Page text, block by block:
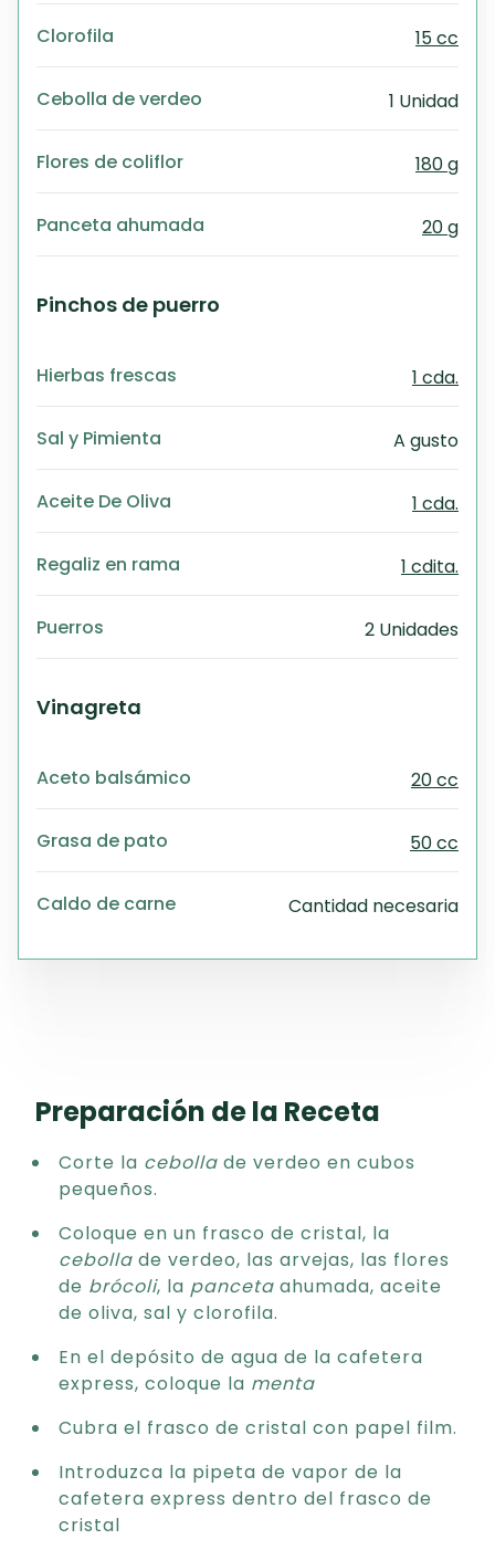
Clorofila 15 cc
Cebolla de verdeo 1 Unidad
Flores de coliflor 180 g
Panceta ahumada 20 g
Pinchos de puerro
Hierbas frescas 1 cda.
Sal y Pimienta A gusto
Aceite De Oliva 1 cda.
Regaliz en rama 1 cdita.
Puerros 2 Unidades
Vinagreta
Aceto balsámico 20 cc
Grasa de pato 50 cc
Caldo de carne Cantidad necesaria
Preparación de la Receta
Corte la cebolla de verdeo en cubos
pequeños.
Coloque en un frasco de cristal, la
cebolla de verdeo, las arvejas, las flores
de brócoli, la panceta ahumada, aceite
de oliva, sal y clorofila.
En el depósito de agua de la cafetera
express, coloque la menta
Cubra el frasco de cristal con papel film.
Introduzca la pipeta de vapor de la
cafetera express dentro del frasco de
cristal